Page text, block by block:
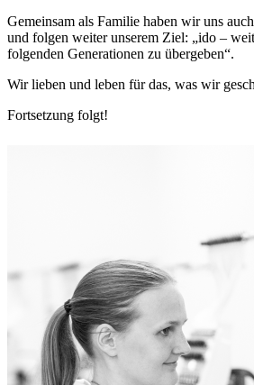
Gemeinsam als Familie haben wir uns
und folgen weiter unserem Ziel: „ido –
folgenden Generationen zu übergeben“.
Wir lieben und leben für das, was wir
Fortsetzung folgt!